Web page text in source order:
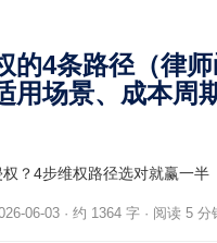
的4条路径（律
用场景、成本周
？4步维权路径选对就赢一半
06-03 · 约 1364 字 · 阅读 5 分